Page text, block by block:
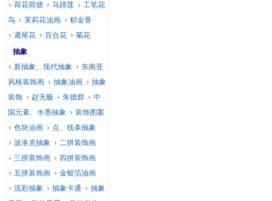
荷花荷塘
马蹄莲
工笔花
鸟
茉莉花油画
郁金香
鸢尾花
百合花
菊花
抽象
新抽象、现代抽象
东南亚
风格装饰画
抽象油画
抽象
装饰
赵无极 朱德群
中
国元素、水墨抽象
装饰图案
色块油画
点、线条抽象
波洛克抽象
二拼装饰画
三拼装饰画
四拼装饰画
五拼装饰画
金银箔油画
流彩抽象
抽象卡通
抽象